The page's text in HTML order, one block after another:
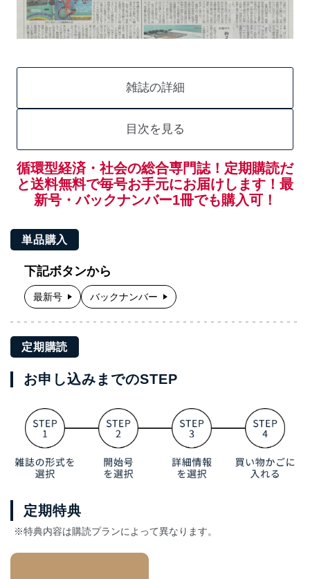
雑誌の詳細
目次を見る
循環型経済・社会の総合専門誌！定期購読だ
と送料無料で毎号お手元にお届けします！最
新号・バックナンバー1冊でも購入可！
単品購入
下記ボタンから
最新号 バックナンバー
定期購読
お申し込みまでのSTEP
定期特典
※特典内容は購読プランによって異なります。